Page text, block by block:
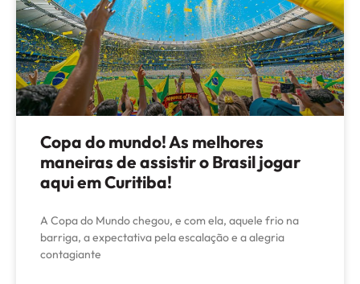
Copa do mundo! As melhores
maneiras de assistir o Brasil jogar
aqui em Curitiba!
A Copa do Mundo chegou, e com ela, aquele frio na
barriga, a expectativa pela escalação e a alegria
contagiante